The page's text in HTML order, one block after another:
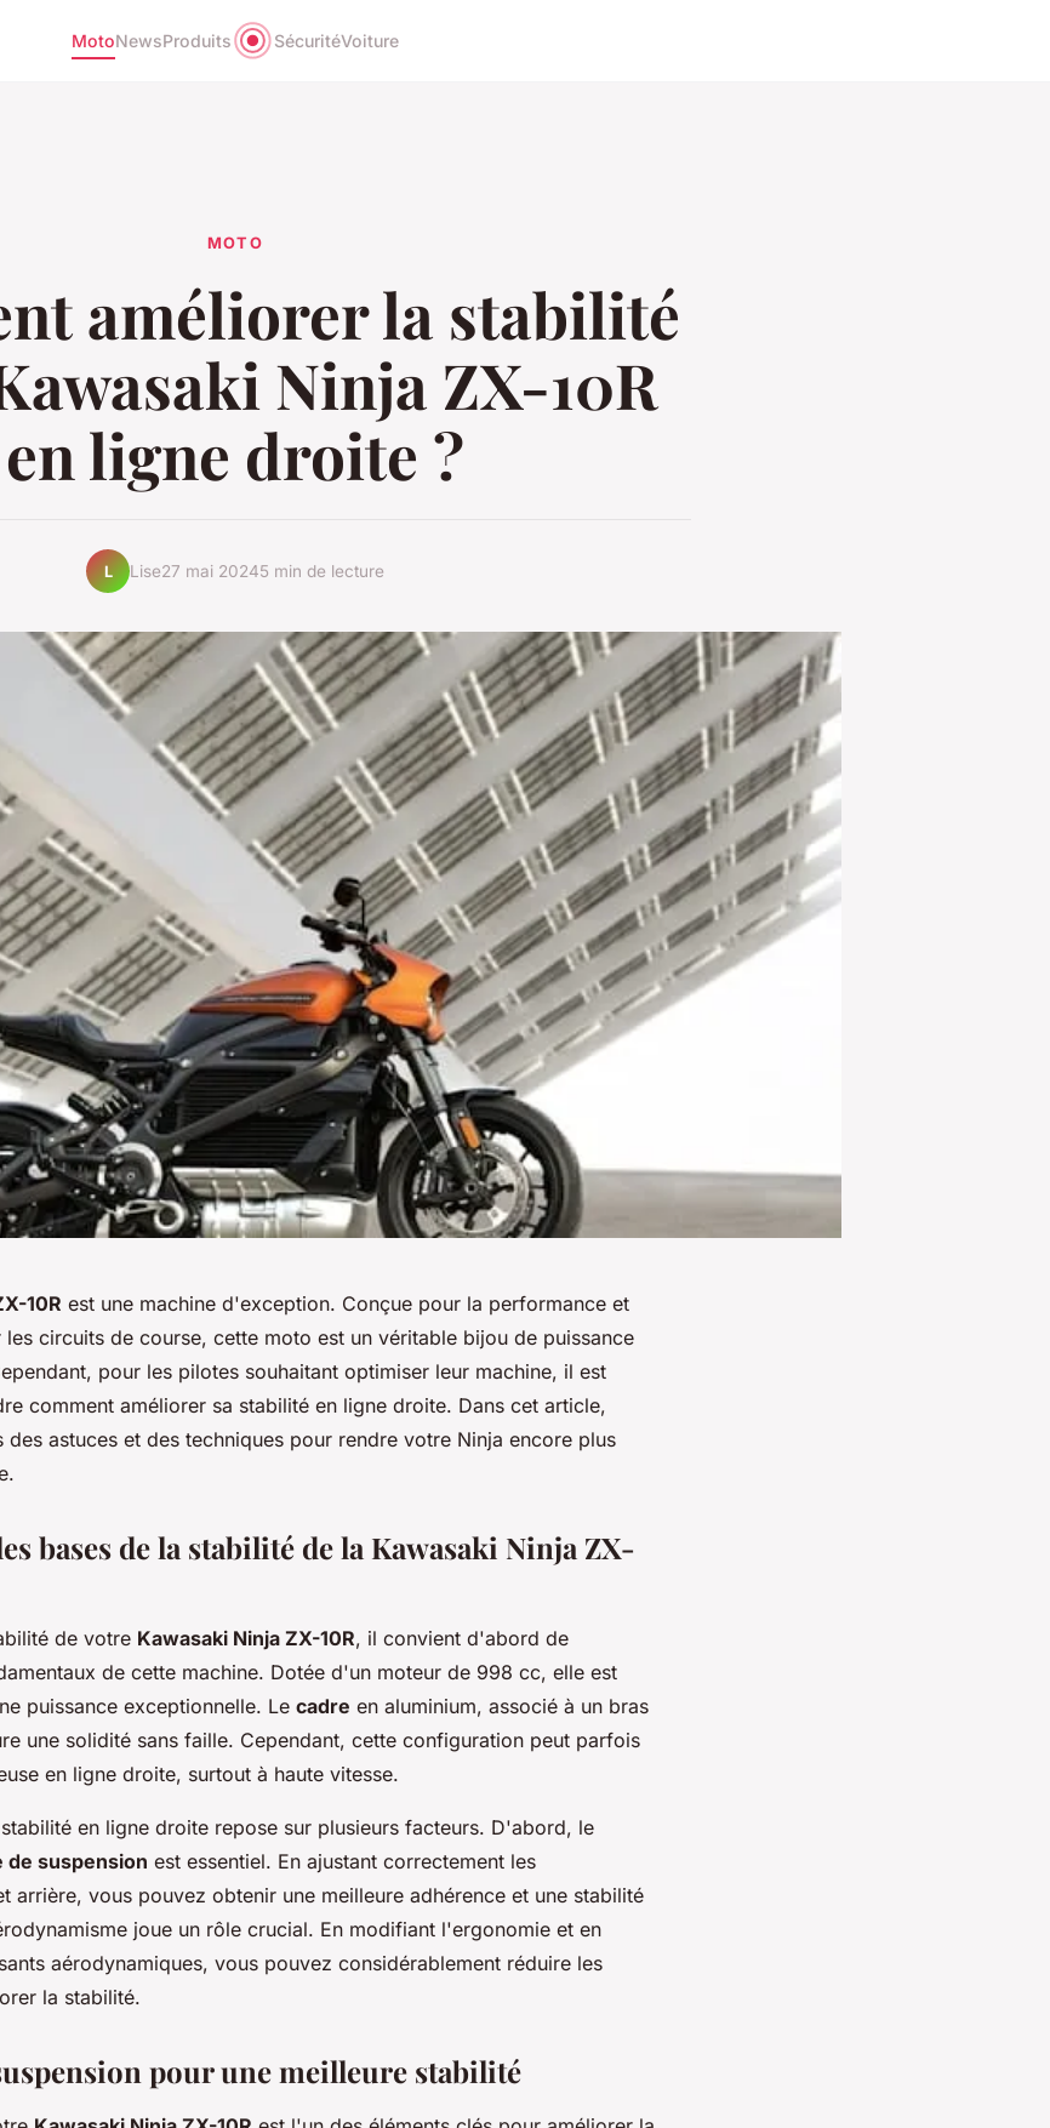
MotoNewsProduits SécuritéVoiture
MOTO
améliorer la stabilité
Ninja ZX-10R
en ligne droite ?
L Lise27 mai 20245 min de lecture
10R est une machine d'exception. Conçue pour la performance et
les circuits de course, cette moto est un véritable bijou de puissance
pour les pilotes souhaitant optimiser leur machine, il est
comment améliorer sa stabilité en ligne droite. Dans cet article,
des astuces et des techniques pour rendre votre Ninja encore plus
bases de la stabilité de la Kawasaki Ninja ZX-
de votre Kawasaki Ninja ZX-10R, il convient d'abord de
de cette machine. Dotée d'un moteur de 998 cc, elle est
puissance exceptionnelle. Le cadre en aluminium, associé à un bras
une solidité sans faille. Cependant, cette configuration peut parfois
en ligne droite, surtout à haute vitesse.
en ligne droite repose sur plusieurs facteurs. D'abord, le
de suspension est essentiel. En ajustant correctement les
arrière, vous pouvez obtenir une meilleure adhérence et une stabilité
joue un rôle crucial. En modifiant l'ergonomie et en
aérodynamiques, vous pouvez considérablement réduire les
la stabilité.
pour une meilleure stabilité